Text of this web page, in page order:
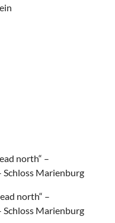
north“ –
Marienburg
north“ –
Marienburg